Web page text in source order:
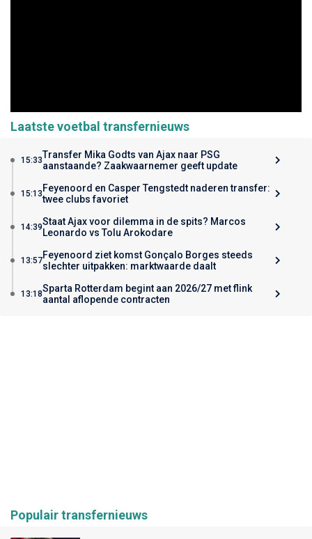
Laatste voetbal transfernieuws
15:33Transfer Mika Godts van Ajax naar PSG
aanstaande? Zaakwaarnemer geeft update
15:13 Feyenoord en Casper Tengstedt naderen transfer:
twee clubs favoriet
14:39Staat Ajax voor dilemma in de spits? Marcos
Leonardo vs Tolu Arokodare
13:57Feyenoord ziet komst Gonçalo Borges steeds
slechter uitpakken: marktwaarde daalt
13:18Sparta Rotterdam begint aan 2026/27 met flink
aantal aflopende contracten
Populair transfernieuws